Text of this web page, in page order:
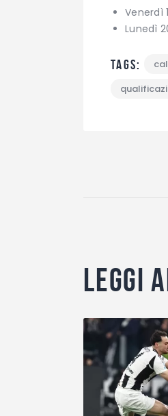
Venerdì
Lunedì
Tags:
Leggi